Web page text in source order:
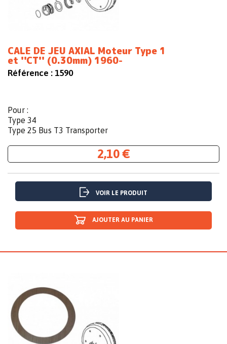
CALE DE JEU AXIAL Moteur Type 1
et ''CT'' (0.30mm) 1960-
Référence : 1590
Pour :
Type 34
Type 25 Bus T3 Transporter
2,10 €
VOIR LE PRODUIT
AJOUTER AU PANIER